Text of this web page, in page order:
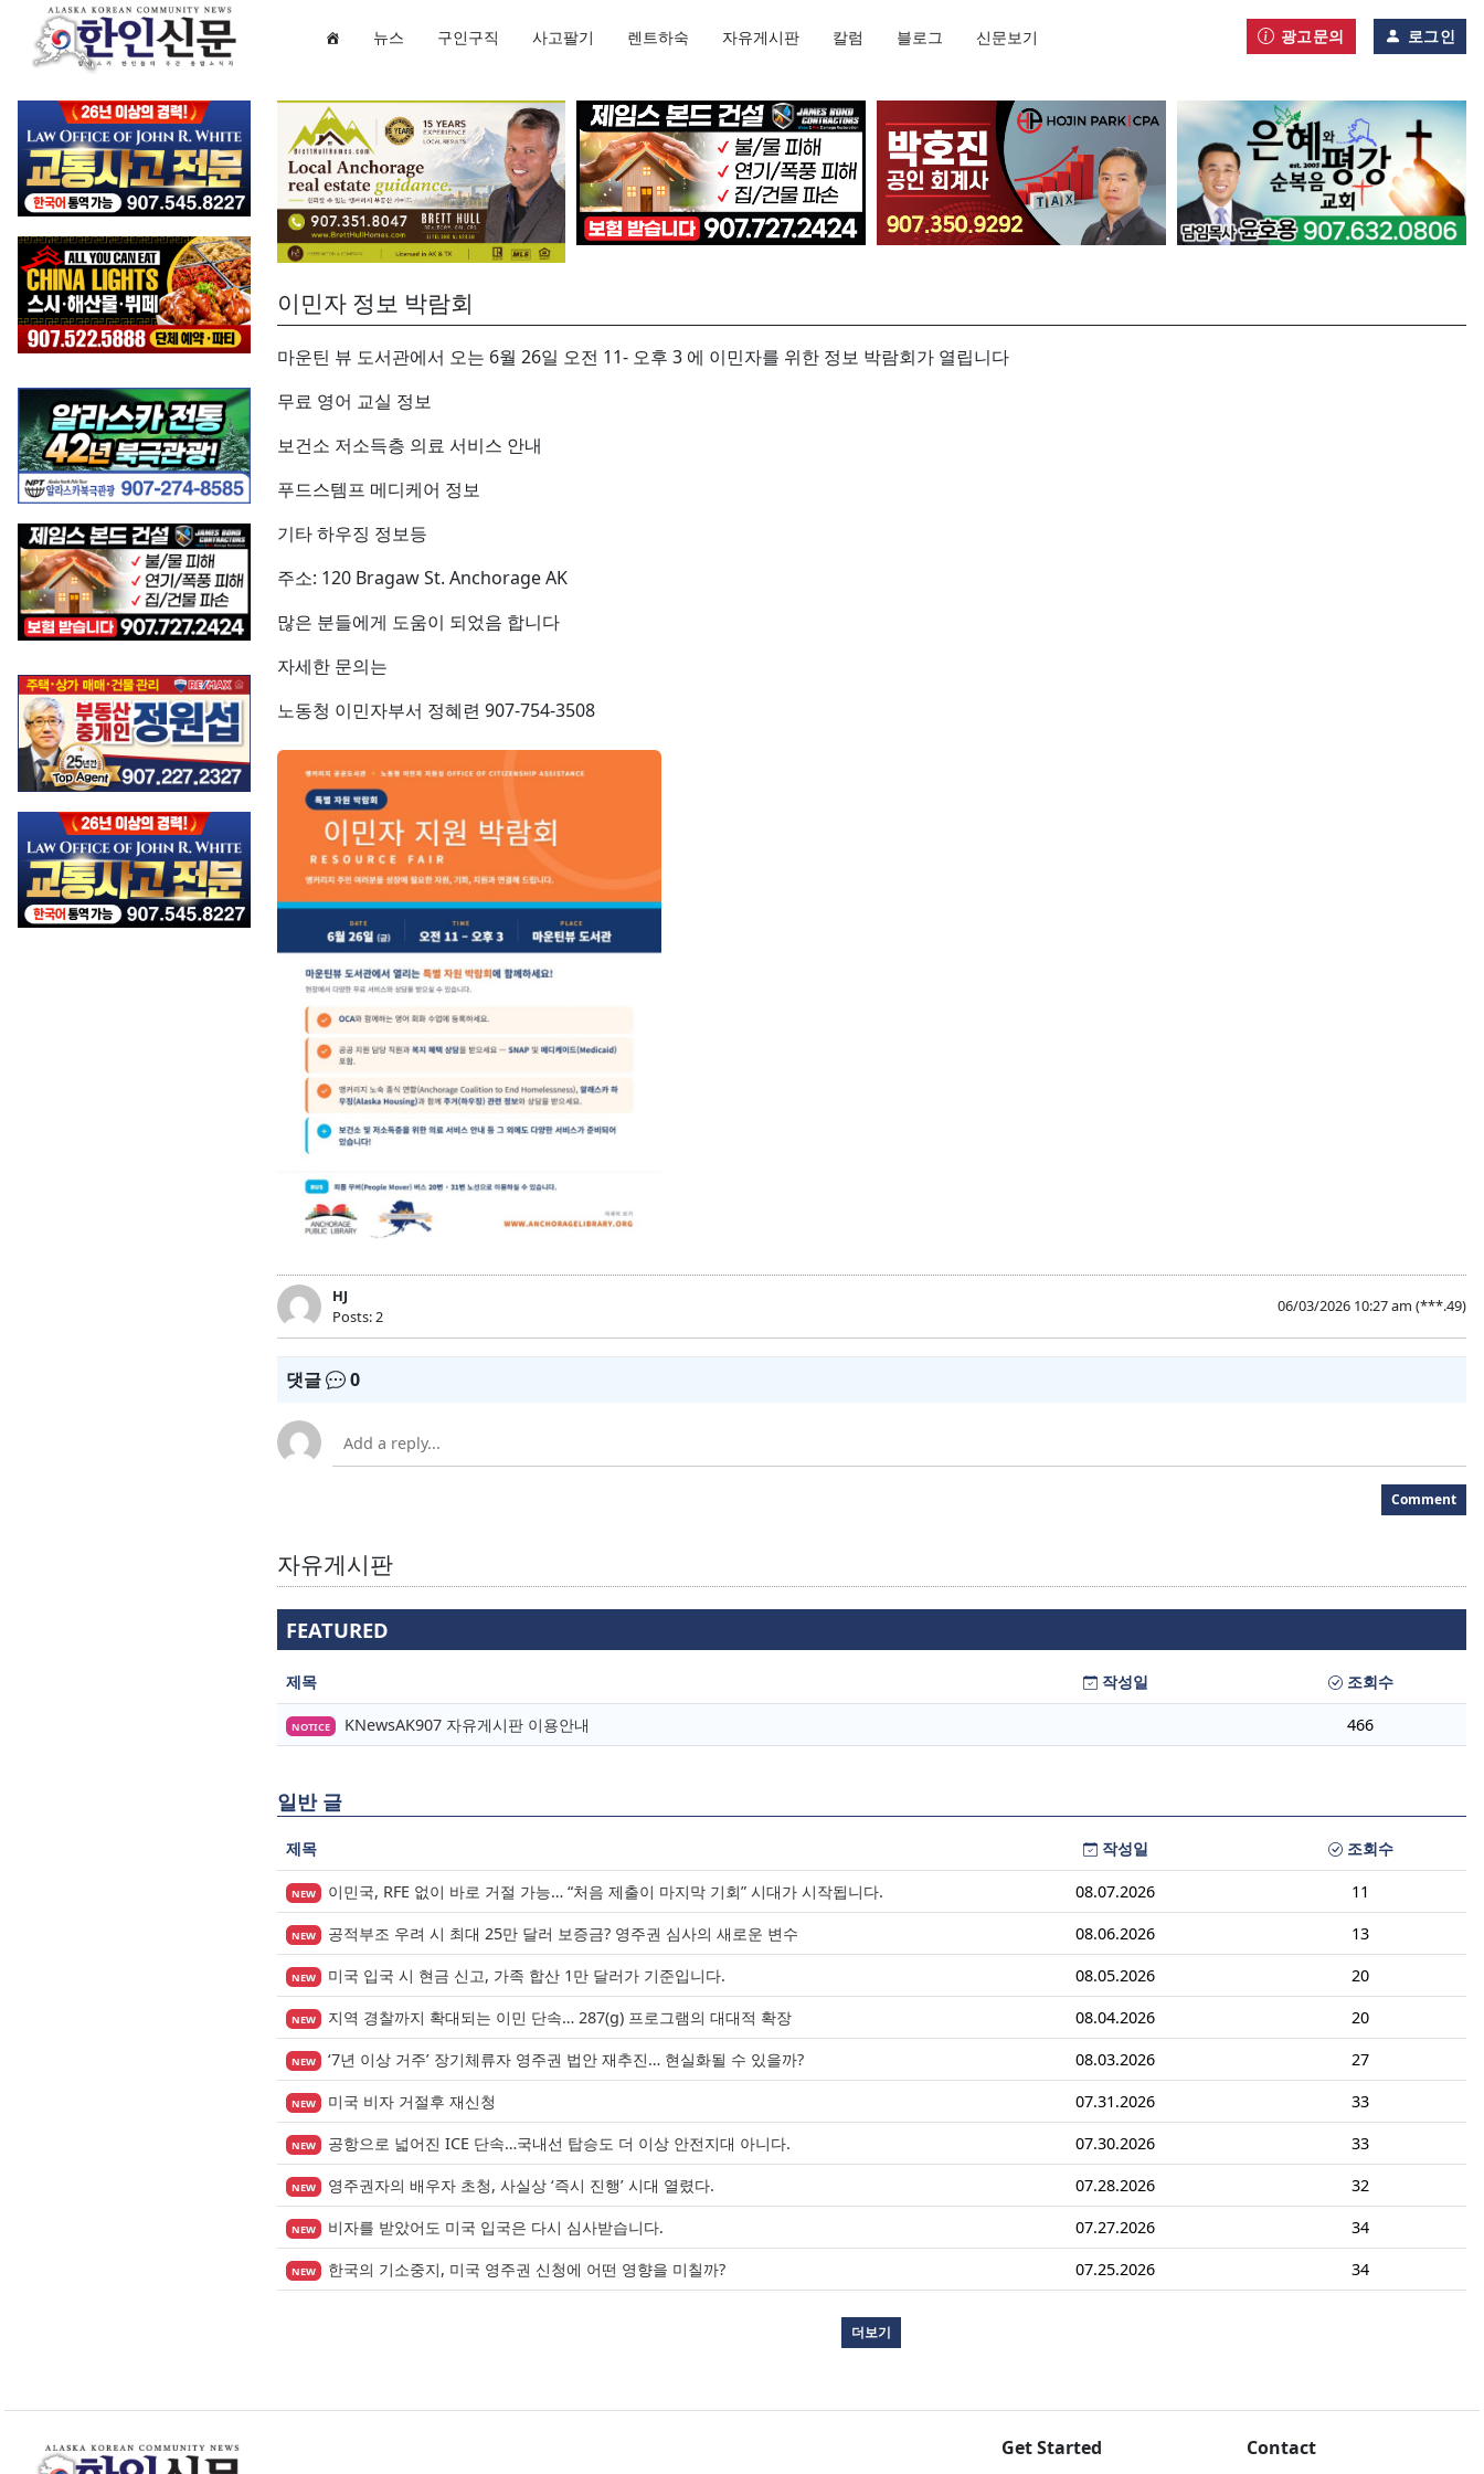
뉴스 구인구직 사고팔기 렌트하숙 자유게시판 칼럼 블로그 신문보기 광고문의 로그인
이민자 정보 박람회
마운틴 뷰 도서관에서 오는 6월 26일 오전 11- 오후 3 에 이민자를 위한 정보 박람회가 열립니다
무료 영어 교실 정보
보건소 저소득층 의료 서비스 안내
푸드스템프 메디케어 정보
기타 하우징 정보등
주소: 120 Bragaw St. Anchorage AK
많은 분들에게 도움이 되었음 합니다
자세한 문의는
노동청 이민자부서 정혜련 907-754-3508
HJ
Posts: 2
06/03/2026 10:27 am (***.49)
댓글 0
Comment
자유게시판
FEATURED
제목 작성일 조회수
NOTICE KNewsAK907 자유게시판 이용안내 466
일반 글
제목 작성일 조회수
NEW 이민국, RFE 없이 바로 거절 가능… “처음 제출이 마지막 기회” 시대가 시작됩니다. 08.07.2026 11
NEW 공적부조 우려 시 최대 25만 달러 보증금? 영주권 심사의 새로운 변수 08.06.2026 13
NEW 미국 입국 시 현금 신고, 가족 합산 1만 달러가 기준입니다. 08.05.2026 20
NEW 지역 경찰까지 확대되는 이민 단속… 287(g) 프로그램의 대대적 확장 08.04.2026 20
NEW ‘7년 이상 거주’ 장기체류자 영주권 법안 재추진… 현실화될 수 있을까? 08.03.2026 27
NEW 미국 비자 거절후 재신청 07.31.2026 33
NEW 공항으로 넓어진 ICE 단속…국내선 탑승도 더 이상 안전지대 아니다. 07.30.2026 33
NEW 영주권자의 배우자 초청, 사실상 ‘즉시 진행’ 시대 열렸다. 07.28.2026 32
NEW 비자를 받았어도 미국 입국은 다시 심사받습니다. 07.27.2026 34
NEW 한국의 기소중지, 미국 영주권 신청에 어떤 영향을 미칠까? 07.25.2026 34
더보기
Get Started Contact